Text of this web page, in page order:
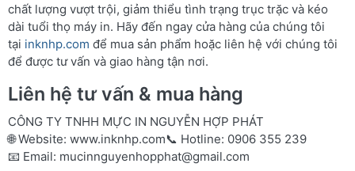
chất lượng vượt trội, giảm thiểu tình trạng trục trặc và kéo
dài tuổi thọ máy in. Hãy đến ngay cửa hàng của chúng tôi
tại inknhp.com để mua sản phẩm hoặc liên hệ với chúng tôi
để được tư vấn và giao hàng tận nơi.
Liên hệ tư vấn & mua hàng
CÔNG TY TNHH MỰC IN NGUYỄN HỢP PHÁT
🌐 Website: www.inknhp.com📞 Hotline: 0906 355 239
📧 Email: mucinnguyenhopphat@gmail.com